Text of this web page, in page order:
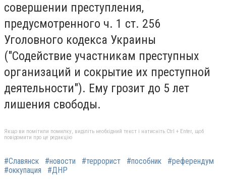
совершении преступления,
предусмотренного ч. 1 ст. 256
Уголовного кодекса Украины
("Содействие участникам преступных
организаций и сокрытие их преступной
деятельности"). Ему грозит до 5 лет
лишения свободы.
Якщо ви помітили помилку, виділіть необхідний текст і натисніть Ctrl + Enter, щоб
повідомити про це редакцію
#Славянск #новости #террорист #пособник
#референдум
#оккупация
#ДНР